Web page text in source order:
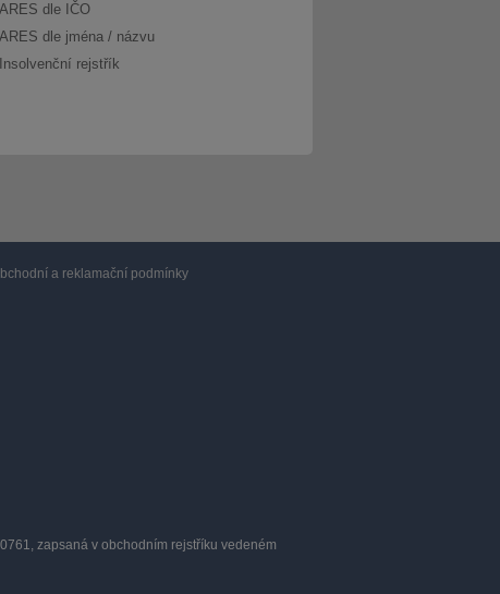
ARES dle IČO
ARES dle jména / názvu
Insolvenční rejstřík
a reklamační podmínky
zapsaná v obchodním rejstříku vedeném